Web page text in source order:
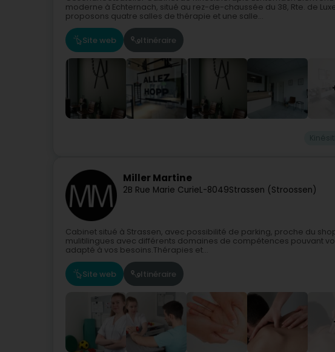
moderne à Echternach, situé au rez-de-chaussée du 38, Rte. de
proposons quatre salles de thérapie et une salle...
Site web Itinéraire
Miller Martine
2B Rue Marie CurieL-8049Strassen (Stroossen)
Cabinet situé à Strassen, avec possibilité de parking, proche du
mulitilingues avec différents domaines de compétences pouvant
adapté à vos besoins.Thérapies et...
Site web Itinéraire